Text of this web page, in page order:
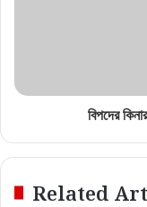
বিপদের
Related